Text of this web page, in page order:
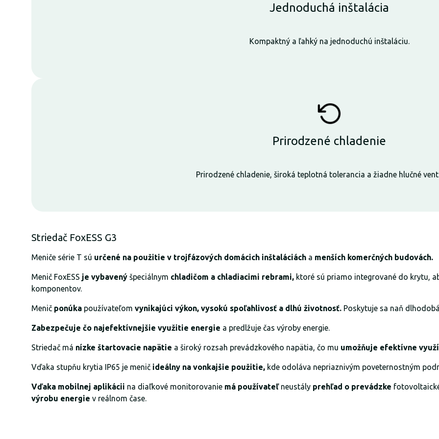
Jednoduchá inštalácia
Kompaktný a ľahký na jednoduchú inštaláciu.
Prirodzené chladenie
Prirodzené chladenie, široká teplotná tolerancia a žiadne hlučné
Striedač FoxESS G3
Meniče série T sú určené na použitie v trojfázových domácich inštaláciách a menších komerčných budovách.
Menič FoxESS je vybavený špeciálnym chladičom a chladiacimi rebrami, ktoré sú priamo integrované do krytu,
komponentov.
Menič ponúka používateľom vynikajúci výkon, vysokú spoľahlivosť a dlhú životnosť. Poskytuje sa naň
Zabezpečuje čo najefektívnejšie využitie energie a predlžuje čas výroby energie.
Striedač má nízke štartovacie napätie a široký rozsah prevádzkového napätia, čo mu umožňuje efektívne
Vďaka stupňu krytia IP65 je menič ideálny na vonkajšie použitie, kde odoláva nepriaznivým poveternostným
Vďaka mobilnej aplikácii na diaľkové monitorovanie má používateľneustály prehľad o prevádzke
výrobu energie v reálnom čase.